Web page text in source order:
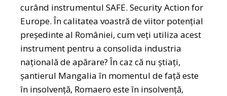
curând instrumentul SAFE. Security Action for
Europe. În calitatea voastră de viitor potențial
președinte al României, cum veți utiliza acest
instrument pentru a consolida industria
națională de apărare? În caz că nu știați,
șantierul Mangalia în momentul de față este
în insolvență, Romaero este în insolvență,